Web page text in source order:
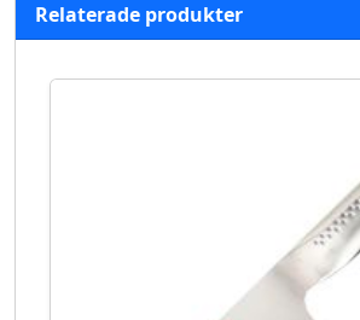
Relaterade produkter